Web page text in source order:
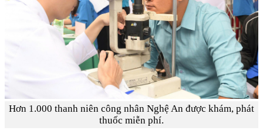
Hơn 1.000 thanh niên công nhân Nghệ An được khám, phát
thuốc miễn phí.